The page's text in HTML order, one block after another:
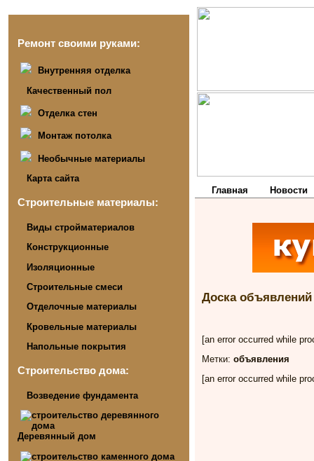
Ремонт своими руками:
Внутренняя отделка
Качественный пол
Отделка стен
Монтаж потолка
Необычные материалы
Карта сайта
Строительные материалы:
Виды стройматериалов
Конструкционные
Изоляционные
Строительные смеси
Отделочные материалы
Кровельные материалы
Напольные покрытия
Строительство дома:
Возведение фундамента
Деревянный дом
Главная Новости
Доска объявлений
[an error occurred while
Метки: объявления
[an error occurred while